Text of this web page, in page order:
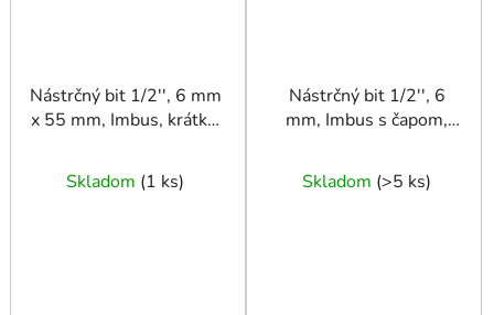
Nástrčný bit 1/2'', 6 mm
x 55 mm, Imbus, krátka,
Skladom (1 ks)
Nástrčný bit 1/2'', 6
mm, Imbus s čapom,
TOOLS
Skladom (>5 ks)